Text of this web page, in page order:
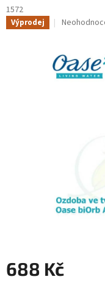
1572
Výprodej
Průměrné
je
0,0
z
688 Kč